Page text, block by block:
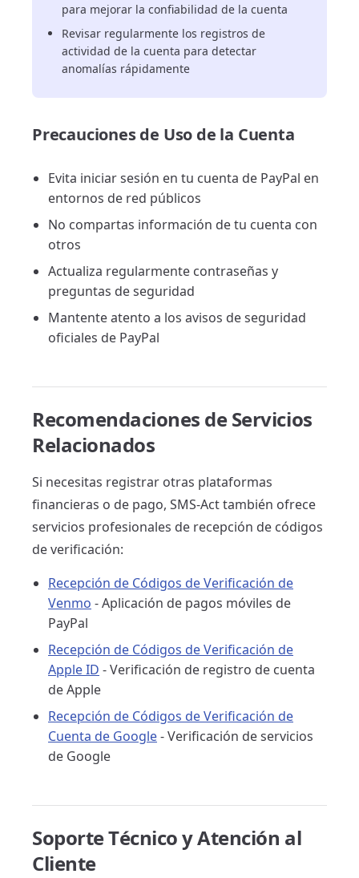
para mejorar la confiabilidad de la cuenta
Revisar regularmente los registros de
actividad de la cuenta para detectar
anomalías rápidamente
Precauciones de Uso de la Cuenta
Evita iniciar sesión en tu cuenta de PayPal en
entornos de red públicos
No compartas información de tu cuenta con
otros
Actualiza regularmente contraseñas y
preguntas de seguridad
Mantente atento a los avisos de seguridad
oficiales de PayPal
Recomendaciones de Servicios
Relacionados
Si necesitas registrar otras plataformas
financieras o de pago, SMS-Act también ofrece
servicios profesionales de recepción de códigos
de verificación:
Recepción de Códigos de Verificación de
Venmo - Aplicación de pagos móviles de
PayPal
Recepción de Códigos de Verificación de
Apple ID - Verificación de registro de cuenta
de Apple
Recepción de Códigos de Verificación de
Cuenta de Google- Verificación de servicios
de Google
Soporte Técnico y Atención al
Cliente